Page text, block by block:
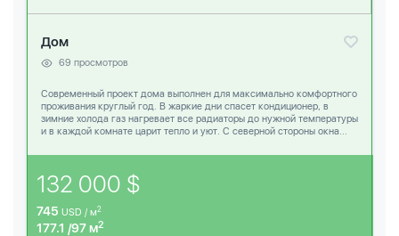
Дом
69 просмотров
Современный проект дома выполнен для максимально комфортного
проживания круглый год. В жаркие дни спасет кондиционер, в
зимние холода газ нагревает все радиаторы до нужной температуры
и в каждой комнате царит тепло и уют. С северной стороны окна...
132 000 $
745 USD / м2
177.1 /97 м2